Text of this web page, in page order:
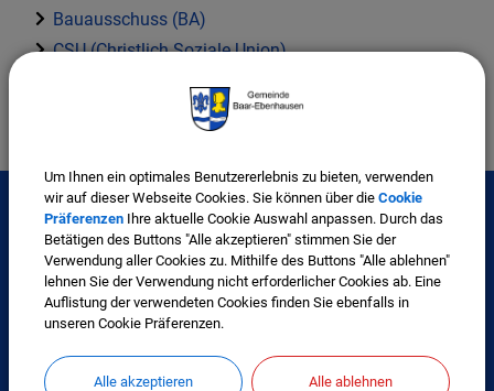
Bauausschuss (BA)
CSU (Christlich Soziale Union)
Interessante Links
Kontakt
Inhaltsverzeichnis
Um Ihnen ein optimales Benutzererlebnis zu bieten, verwenden
wir auf dieser Webseite Cookies. Sie können über die Cookie
Präferenzen Ihre aktuelle Cookie Auswahl anpassen. Durch das
Betätigen des Buttons "Alle akzeptieren" stimmen Sie der
Verwendung aller Cookies zu. Mithilfe des Buttons "Alle ablehnen"
lehnen Sie der Verwendung nicht erforderlicher Cookies ab. Eine
Auflistung der verwendeten Cookies finden Sie ebenfalls in
unseren Cookie Präferenzen.
Alle akzeptieren Alle ablehnen